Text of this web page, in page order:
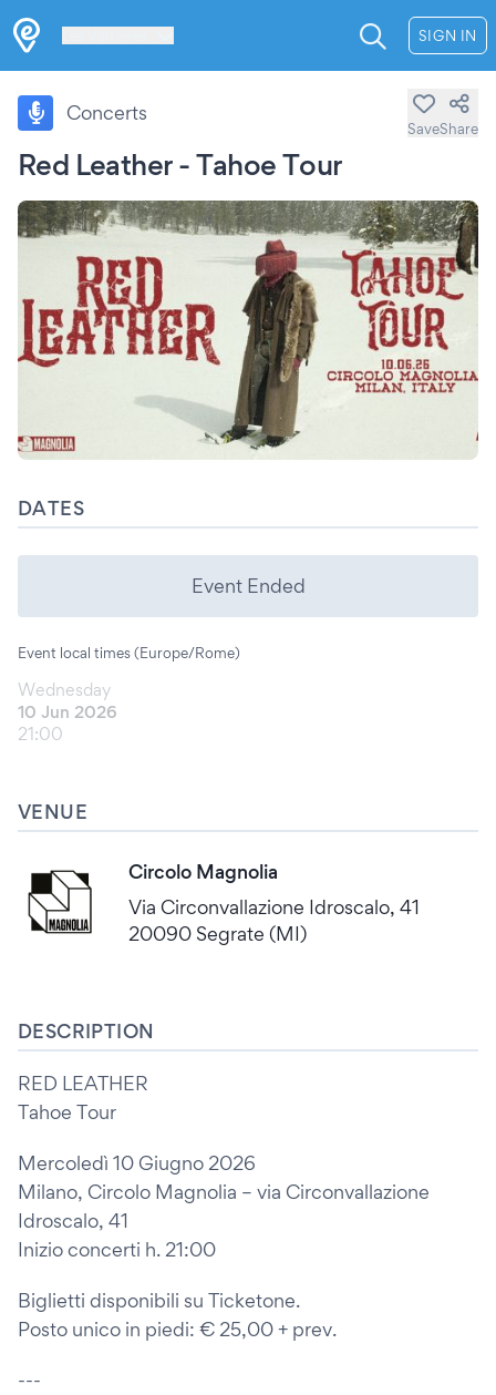
SIGN IN
Red Leather - Tahoe Tour
Concerts
SaveShare
DATES
Event Ended
Event local times (Europe/Rome)
Wednesday
10 Jun 2026
21:00
VENUE
Circolo Magnolia
Via Circonvallazione Idroscalo, 41
20090 Segrate (MI)
DESCRIPTION
RED LEATHER
Tahoe Tour
Mercoledì 10 Giugno 2026
Milano, Circolo Magnolia – via Circonvallazione
Idroscalo, 41
Inizio concerti h. 21:00
Biglietti disponibili su Ticketone.
Posto unico in piedi: € 25,00 + prev.
---